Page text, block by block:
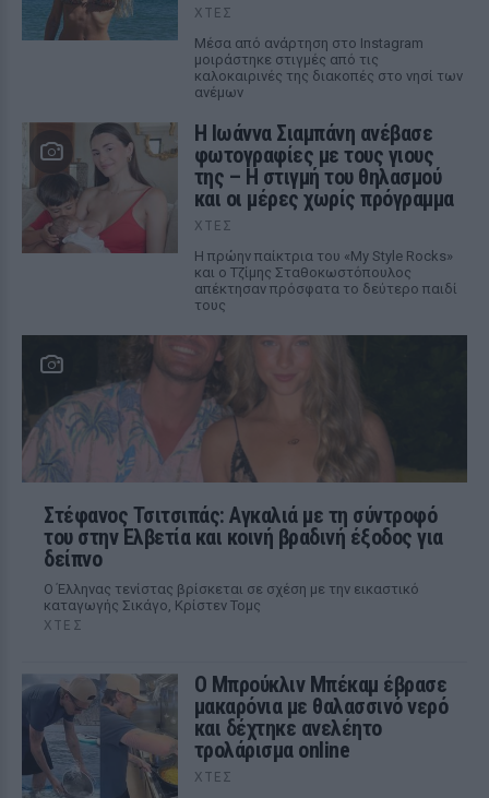
ΧΤΕΣ
Μέσα από ανάρτηση στο Instagram
μοιράστηκε στιγμές από τις
καλοκαιρινές της διακοπές στο νησί των
ανέμων
H Ιωάννα Σιαμπάνη ανέβασε
φωτογραφίες με τους γιους
της – Η στιγμή του θηλασμού
και οι μέρες χωρίς πρόγραμμα
ΧΤΕΣ
Η πρώην παίκτρια του «My Style Rocks»
και ο Τζίμης Σταθοκωστόπουλος
απέκτησαν πρόσφατα το δεύτερο παιδί
τους
Στέφανος Τσιτσιπάς: Αγκαλιά με τη σύντροφό
του στην Ελβετία και κοινή βραδινή έξοδος για
δείπνο
Ο Έλληνας τενίστας βρίσκεται σε σχέση με την εικαστικό
καταγωγής Σικάγο, Κρίστεν Τομς
ΧΤΕΣ
Ο Μπρούκλιν Μπέκαμ έβρασε
μακαρόνια με θαλασσινό νερό
και δέχτηκε ανελέητο
τρολάρισμα online
ΧΤΕΣ